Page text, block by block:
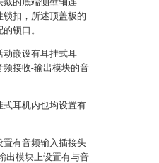
扣，所述顶盖板的
锁口。
动嵌设有耳挂式耳
接收-输出模块的音
式耳机内也均设置有
置有音频输入插接头
出模块上设置有与音